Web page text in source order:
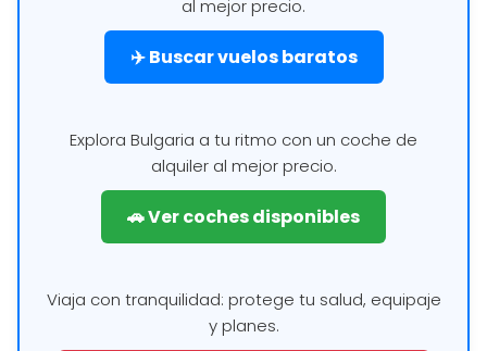
al mejor precio.
✈️ Buscar vuelos baratos
Explora Bulgaria a tu ritmo con un coche de
alquiler al mejor precio.
🚗 Ver coches disponibles
Viaja con tranquilidad: protege tu salud, equipaje
y planes.